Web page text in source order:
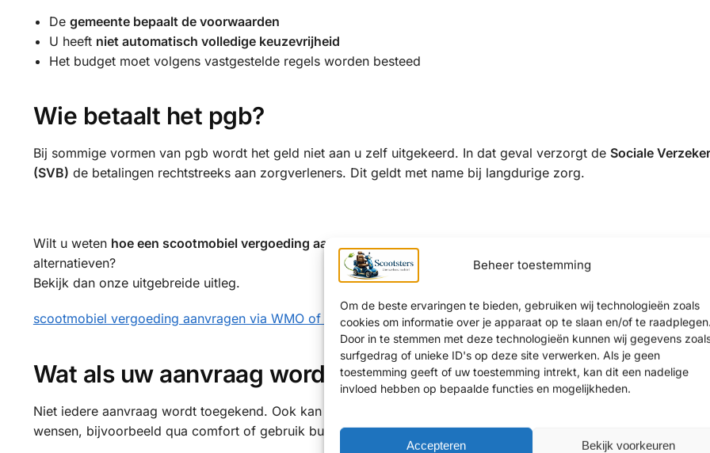
Beheer toestemming
Om de beste ervaringen te bieden, gebruiken wij technologieën zoals
cookies om informatie over je apparaat op te slaan en/of te raadplegen.
Door in te stemmen met deze technologieën kunnen wij gegevens
surfgedrag of unieke ID's op deze site verwerken. Als je geen
toestemming geeft of uw toestemming intrekt, kan dit een nadelige
invloed hebben op bepaalde functies en mogelijkheden.
Accepteren Bekijk voorkeuren
De gemeente bepaalt de voorwaarden
U heeft niet automatisch volledige keuzevrijheid
Het budget moet volgens vastgestelde regels worden besteed
Wie betaalt het pgb?
Bij sommige vormen van pgb wordt het geld niet aan u zelf uitgekeerd. In dat geval verzorgt de Sociale
(SVB) de betalingen rechtstreeks aan zorgverleners. Dit geldt met name bij langdurige zorg.
Wilt u weten hoe een scootmobiel vergoeding aanvragen via WMO of PGB in Katwijk precies werkt
, inclusief
alternatieven?
Bekijk dan onze uitgebreide uitleg.
scootmobiel vergoeding aanvragen via WMO of PGB in Katwijk
Wat als uw aanvraag wordt afgewezen?
Niet iedere aanvraag wordt toegekend. Ook kan het voorkomen dat het aangeboden hulpmiddel niet goed
wensen, bijvoorbeeld qua comfort of gebruik buitenshuis.